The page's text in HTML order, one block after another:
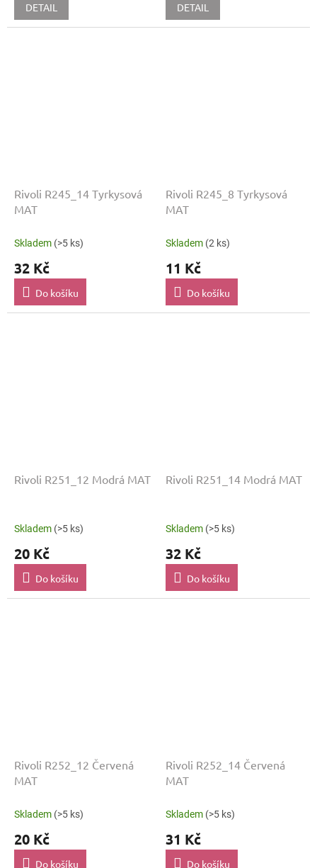
DETAIL DETAIL
Rivoli R245_14 Tyrkysová
MAT
Skladem (>5 ks)
32 Kč
Do košíku
Rivoli R245_8 Tyrkysová
MAT
Skladem (2 ks)
11 Kč
Do košíku
Rivoli R251_12 Modrá MAT
Skladem (>5 ks)
20 Kč
Do košíku
Rivoli R251_14 Modrá MAT
Skladem (>5 ks)
32 Kč
Do košíku
Rivoli R252_12 Červená
MAT
Skladem (>5 ks)
20 Kč
Do košíku
Rivoli R252_14 Červená
MAT
Skladem (>5 ks)
31 Kč
Do košíku